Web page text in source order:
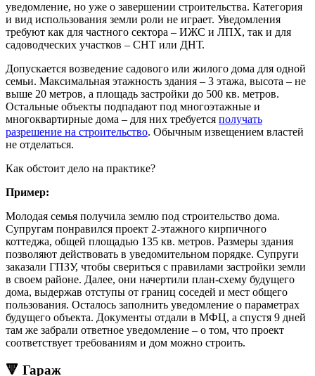
уведомление, но уже о завершении строительства. Категория
и вид использования земли роли не играет. Уведомления
требуют как для частного сектора – ИЖС и ЛПХ, так и для
садоводческих участков – СНТ или ДНТ.
Допускается возведение садового или жилого дома для одной
семьи. Максимальная этажность здания – 3 этажа, высота – не
выше 20 метров, а площадь застройки до 500 кв. метров.
Остальные объекты подпадают под многоэтажные и
многоквартирные дома – для них требуется получать
разрешение на строительство. Обычным извещением властей
не отделаться.
Как обстоит дело на практике?
Пример:
Молодая семья получила землю под строительство дома.
Супругам понравился проект 2-этажного кирпичного
коттеджа, общей площадью 135 кв. метров. Размеры здания
позволяют действовать в уведомительном порядке. Супруги
заказали ГПЗУ, чтобы свериться с правилами застройки земли
в своем районе. Далее, они начертили план-схему будущего
дома, выдержав отступы от границ соседей и мест общего
пользования. Осталось заполнить уведомление о параметрах
будущего объекта. Документы отдали в МФЦ, а спустя 9 дней
там же забрали ответное уведомление – о том, что проект
соответствует требованиям и дом можно строить.
🔻 Гараж